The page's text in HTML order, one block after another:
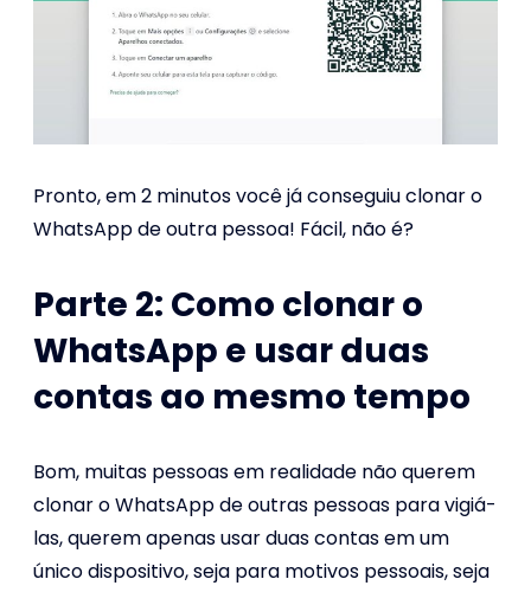
Pronto, em 2 minutos você já conseguiu clonar o
WhatsApp de outra pessoa! Fácil, não é?
Parte 2: Como clonar o
WhatsApp e usar duas
contas ao mesmo tempo
Bom, muitas pessoas em realidade não querem
clonar o WhatsApp de outras pessoas para vigiá-
las, querem apenas usar duas contas em um
único dispositivo, seja para motivos pessoais, seja